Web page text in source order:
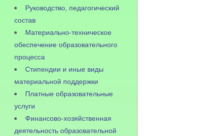
Руководство, педагогический
состав
Материально-техническое
обеспечение образовательного
процесса
Стипендии и иные виды
материальной поддержки
Платные образовательные
услуги
Финансово-хозяйственная
деятельность образовательной